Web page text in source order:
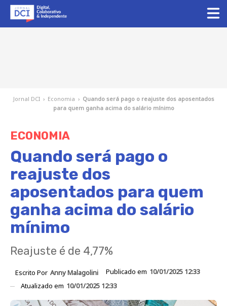
Jornal DCI › Economia › Quando será pago o reajuste dos aposentados
para quem ganha acima do salário mínimo
ECONOMIA
Quando será pago o
reajuste dos
aposentados para quem
ganha acima do salário
mínimo
Reajuste é de 4,77%
Escrito Por Anny Malagolini Publicado em 10/01/2025 12:33
Atualizado em 10/01/2025 12:33